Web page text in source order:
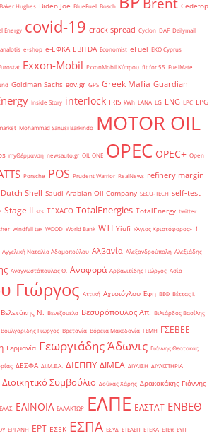
Baker Hughes Biden Joe BlueFuel Bosch Cedefop
Energy covid-19 crack spread Cyclon DAF Dailymail
e-shop e-ΕΦΚΑ EBITDA Economist eFuel EKO Cyprus
Exxon-Mobil ExxonMobil Κύπρου fit for 55 FuelMate
Goldman Sachs gov.gr GPS Greek Mafia Guardian
Inside Story interlock IRIS kWh LANA LG LNG LPC LPG
Mohammad Sanusi Barkindo MOTOR OIL
myΘέρμανση newsauto.gr OIL ONE OPEC OPEC+ Open
Porsche POS Prudent Warrior RealNews refinery margin
Shell Saudi Arabian Oil Company SECU-TECH self-test
Stage II sts TEXACO TotalEnergies TotalEnergy twitter
windfall tax WOOD World Bank WTI Yiufi «Άγιος Χριστόφορος» ΄1
Αγγελική Ναταλία Αδαμοπούλου Αλβανία Αλεξανδρούπολη Αλεξιάδης
Αναγνωστόπουλος Θ. Αναφορά Αρβανιτίδης Γιώργος Ασία
Γιώργος Αττική Αχτσιόγλου Έφη ΒΕΘ Βέττας Ι.
Βελετάκης Ν. Βενεζουέλα Βεσυρόπουλος Απ. Βιλιάρδος Βασίλης
Βουλγαρίδης Γιώργος Βρετανία Βόρεια Μακεδονία ΓΕΜΗ ΓΣΕΒΕΕ
Γερμανία Γεωργιάδης Άδωνις Γιάννης Θεοτοκάς
ΔΕΣΦΑ ΔΙ.Μ.Ε.Α. ΔΙΕΠΠΥ ΔΙΜΕΑ ΔΙΥΛΙΣΗ ΔΙΥΛΙΣΤΗΡΙΑ
Διοικητικό Συμβούλιο Δούκας Χάρης Δρακακάκης Γιάννης
ΕΛΑΣ ΕΛΙΝΟΙΛ ΕΛΛΑΚΤΩΡ ΕΛΠΕ ΕΛΣΤΑΤ ΕΝΒΕΘ
ΕΡΓΑΝΗ ΕΡΤ ΕΣΕΚ ΕΣΠΑ ΕΣΥΔ ΕΤΕΑΕΠ ΕΤΕΚΑ ΕΤΕπ ΕΥΠ